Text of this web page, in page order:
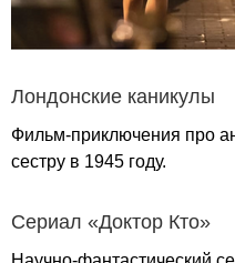
Лондонские каникулы
Фильм-приключения про
сестру в 1945 году.
Сериал «Доктор Кто»